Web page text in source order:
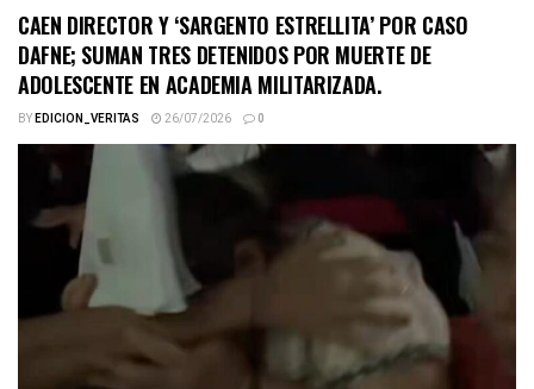
CAEN DIRECTOR Y ‘SARGENTO ESTRELLITA’ POR CASO
DAFNE; SUMAN TRES DETENIDOS POR MUERTE DE
ADOLESCENTE EN ACADEMIA MILITARIZADA.
BYEDICION_VERITAS 26/07/2026 0